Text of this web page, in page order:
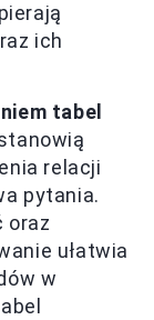
ich
tabel
relacji
pytania.
oraz
ułatwia
w